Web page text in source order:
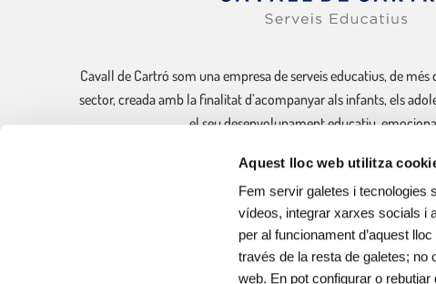
Aquest lloc web utilitza
Fem servir galetes i tecnologies
vídeos, integrar xarxes socials i
per al funcionament d’aquest
través de la resta de galetes; no
web. En pot configurar o rebutjar
Cavall de Cartró som una empresa de serveis educatius, de més
sector, creada amb la finalitat d’acompanyar als infants, els
el seu desenvolupament educatiu,
Sóm experts en la gestió de llars d’infants municipals, cuines